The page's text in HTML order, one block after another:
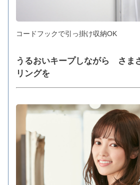
コードフックで引っ掛け収納OK
うるおいキープしながら さま
リングを